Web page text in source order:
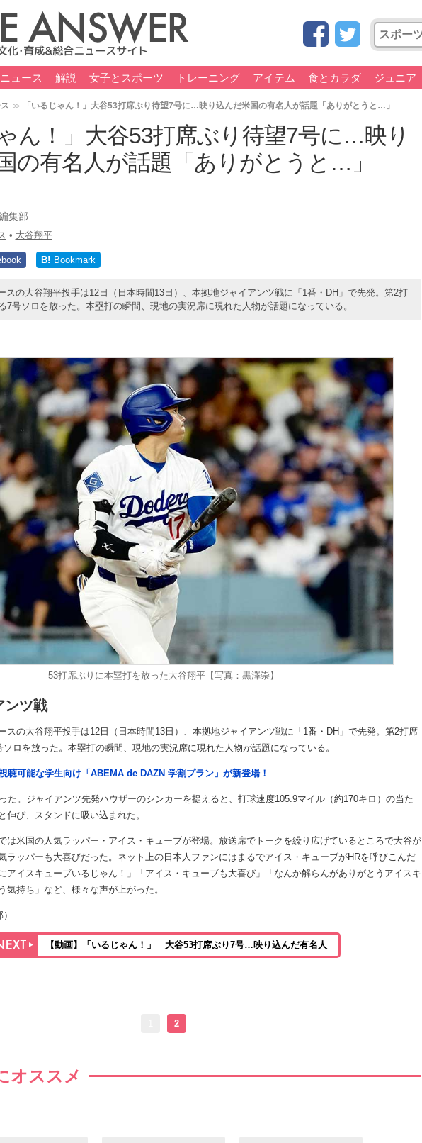
ニュース 解説 女子とスポーツ トレーニング アイテム 食とカラダ ジュニア
「いるじゃん！」大谷53打席ぶり待望7号に…映り込んだ米国の有名人が話題「ありがとうと…」
ん！」大谷53打席ぶり待望7号に…映り
の有名人が話題「ありがとうと…」
集部
• 大谷翔平
B! Bookmark
スの大谷翔平投手は12日（日本時間13日）、本拠地ジャイアンツ戦に「1番・DH」で先発。第2打
7号ソロを放った。本塁打の瞬間、現地の実況席に現れた人物が話題になっている。
53打席ぶりに本塁打を放った大谷翔平【写真：黒澤崇】
ンツ戦
の大谷翔平投手は12日（日本時間13日）、本拠地ジャイアンツ戦に「1番・DH」で先発。第2打席
ロを放った。本塁打の瞬間、現地の実況席に現れた人物が話題になっている。
聴可能な学生向け「ABEMA de DAZN 学割プラン」が新登場！
た。ジャイアンツ先発ハウザーのシンカーを捉えると、打球速度105.9マイル（約170キロ）の当た
伸び、スタンドに吸い込まれた。
米国の人気ラッパー・アイス・キューブが登場。放送席でトークを繰り広げているところで大谷が
ラッパーも大喜びだった。ネット上の日本人ファンにはまるでアイス・キューブがHRを呼びこんだ
アイスキューブいるじゃん！」「アイス・キューブも大喜び」「なんか解らんがありがとうアイスキ
気持ち」など、様々な声が上がった。
【動画】「いるじゃん！」 大谷53打席ぶり7号…映り込んだ有名人
2
オススメ